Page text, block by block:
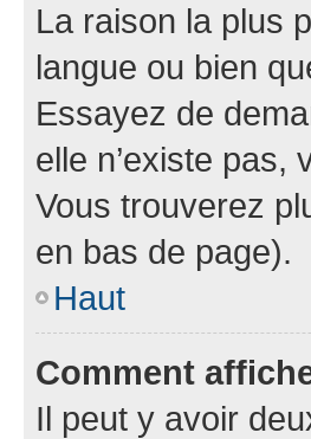
La raison la plus
langue ou bien
Essayez de
elle n’existe pas,
Vous trouverez
en bas de page).
Haut
Comment
Il peut y avoir